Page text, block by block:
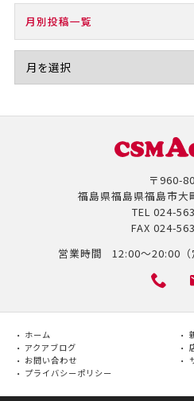
月別投稿一覧
〒960-
福島県福島県福島市大
TEL 024-
FAX 024-
営業時間
12:00～20:00（
ホーム
アクアブログ
お問い合わせ
プライバシーポリシー